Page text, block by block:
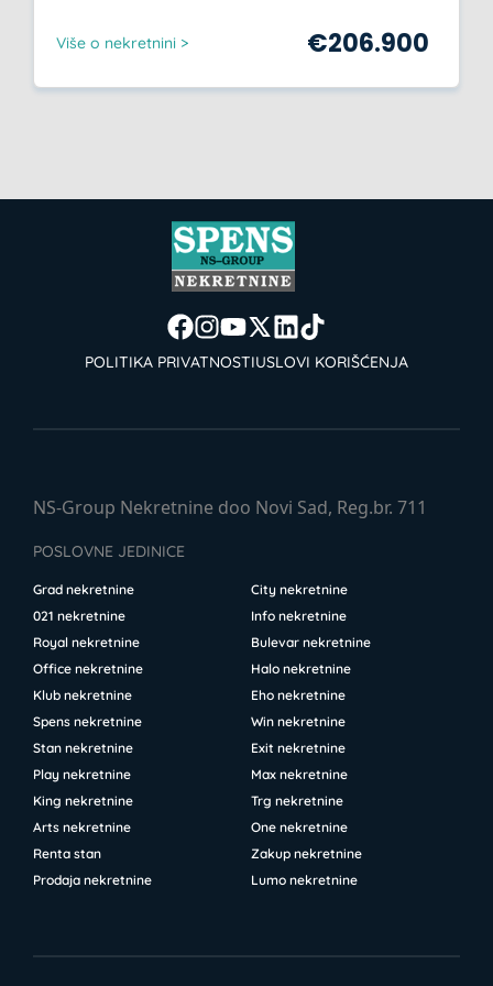
Više o nekretnini > €206.900
POLITIKA PRIVATNOSTIUSLOVI KORIŠĆENJA
NS-Group Nekretnine doo Novi Sad, Reg.br. 711
POSLOVNE JEDINICE
Grad nekretnine
City nekretnine
021 nekretnine
Info nekretnine
Royal nekretnine
Bulevar nekretnine
Office nekretnine
Halo nekretnine
Klub nekretnine
Eho nekretnine
Spens nekretnine
Win nekretnine
Stan nekretnine
Exit nekretnine
Play nekretnine
Max nekretnine
King nekretnine
Trg nekretnine
Arts nekretnine
One nekretnine
Renta stan
Zakup nekretnine
Prodaja nekretnine
Lumo nekretnine